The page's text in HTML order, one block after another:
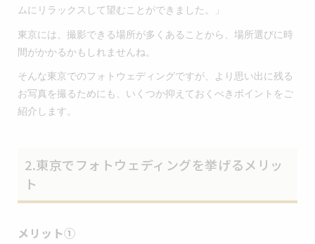
ムにリラックスして望むことができました。」
東京には、撮影できる場所が多くあることから、場所選びに時
間がかかるかもしれませんね。
そんな東京でのフォトウェディングですが、より思い出に残る
お写真を撮るためにも、いくつか抑えておくべきポイントをご
紹介します。
2.東京でフォトウェディングを挙げるメリッ
ト
メリット①